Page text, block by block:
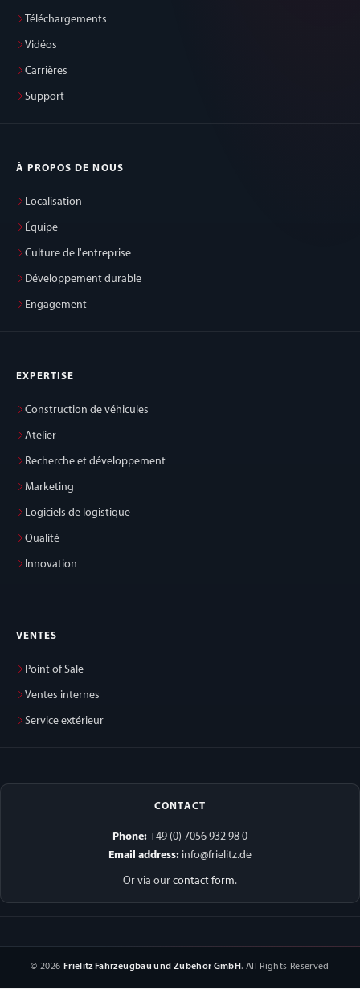
Téléchargements
Vidéos
Carrières
Support
À PROPOS DE NOUS
Localisation
Équipe
Culture de l'entreprise
Développement durable
Engagement
EXPERTISE
Construction de véhicules
Atelier
Recherche et développement
Marketing
Logiciels de logistique
Qualité
Innovation
VENTES
Point of Sale
Ventes internes
Service extérieur
CONTACT
Phone: +49 (0) 7056 932 98 0
Email address: info@frielitz.de
Or via our contact form.
© 2026 Frielitz Fahrzeugbau und Zubehör GmbH. All Rights Reserved